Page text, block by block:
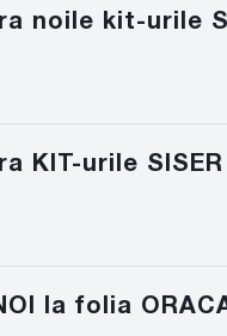
noile kit-urile
KIT-urile SISER
la folia